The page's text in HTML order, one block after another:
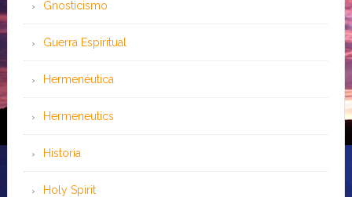
Gnosticismo
Guerra Espiritual
Hermenéutica
Hermeneutics
Historia
Holy Spirit